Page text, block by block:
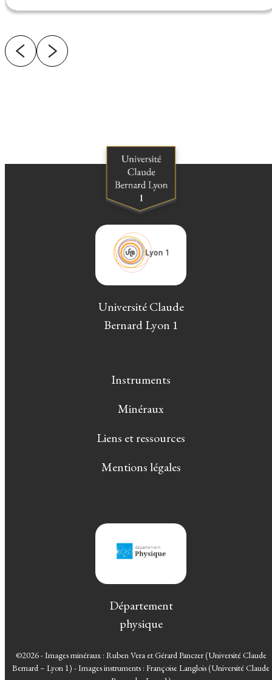
Université Claude
Bernard Lyon 1
Instruments
Minéraux
Liens et ressources
Mentions légales
Département
physique
©2026 - Images minéraux : Ruben Vera et Gérard Panczer (Université Claude
Bernard – Lyon 1) - Images instruments : Françoise Langlois (Université Claude